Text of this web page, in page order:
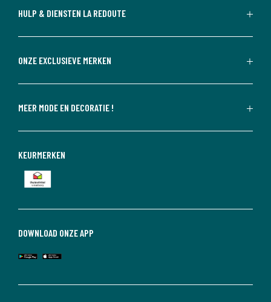
HULP & DIENSTEN LA REDOUTE
ONZE EXCLUSIEVE MERKEN
MEER MODE EN DECORATIE !
DOWNLOAD ONZE APP
KEURMERKEN